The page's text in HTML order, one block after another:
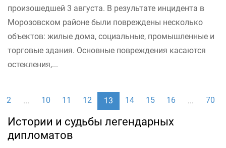
произошедшей 3 августа. В результате инцидента в
Морозовском районе были повреждены несколько
объектов: жилые дома, социальные, промышленные и
торговые здания. Основные повреждения касаются
остекления,...
2 ... 10 11 12 13 14 15 16 ... 70
Истории и судьбы легендарных
дипломатов